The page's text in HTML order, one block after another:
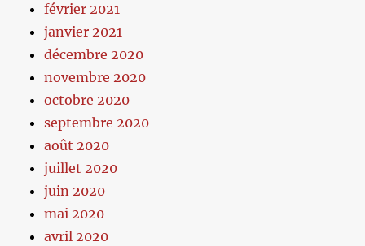
février 2021
janvier 2021
décembre 2020
novembre 2020
octobre 2020
septembre 2020
août 2020
juillet 2020
juin 2020
mai 2020
avril 2020